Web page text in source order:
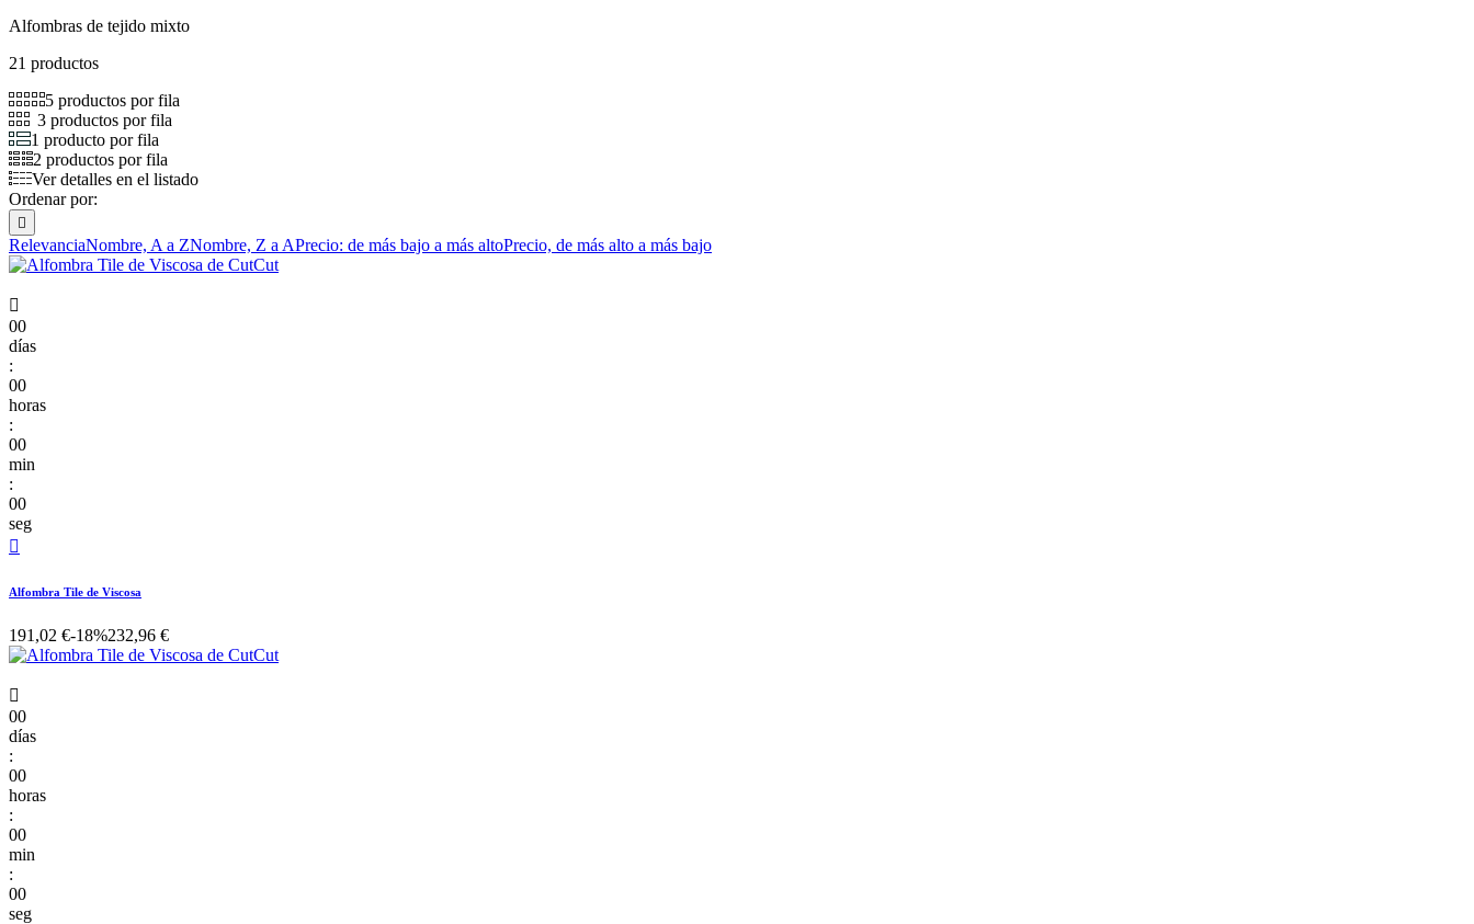
Alfombras de tejido mixto
21 productos
5 productos por fila
3 productos por fila
1 producto por fila
2 productos por fila
Ver detalles en el listado
Ordenar por:

RelevanciaNombre, A a ZNombre, Z a APrecio: de más bajo a más altoPrecio, de más alto a más bajo

00
días
:
00
horas
:
00
min
:
00
seg

Alfombra Tile de Viscosa
191,02 €-18%232,96 €

00
días
:
00
horas
:
00
min
:
00
seg